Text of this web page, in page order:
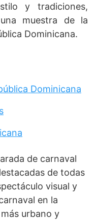
y tradiciones,
muestra de la
Dominicana.
Dominicana
de carnaval
de todas
visual y
en la
urbano y